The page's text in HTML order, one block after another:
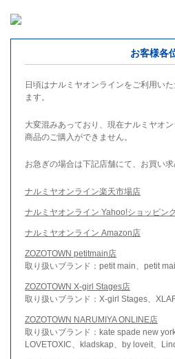
お客様各
日頃はナルミヤオンラインをご利用い
ます。
大変混みあっており、現在ナルミヤオ
商品のご購入ができません。
お急ぎの場合は下記店舗にて、お買い求
ナルミヤオンライン楽天市場店
ナルミヤオンライン Yahoo!ショッピン
ナルミヤオンライン Amazon店
ZOZOTOWN petitmain店
取り扱いブランド：petit main、petit
ZOZOTOWN X-girl Stages店
取り扱いブランド：X-girl Stages、
ZOZOTOWN NARUMIYA ONLINE店
取り扱いブランド：kate spade new
LOVETOXIC、kladskap、by loveit、